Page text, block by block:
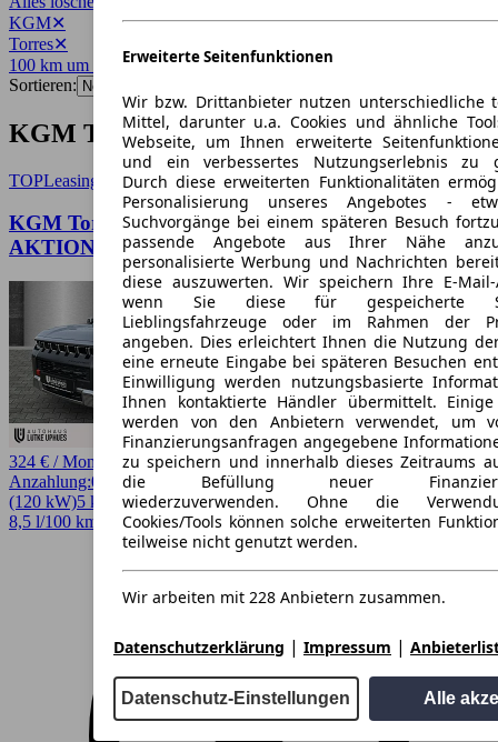
Erweiterte Seitenfunktionen
Wir bzw. Drittanbieter nutzen unterschiedliche
Mittel, darunter u.a. Cookies und ähnliche
Webseite, um Ihnen erweiterte
und ein verbessertes Nutzungserlebnis zu
Durch diese erweiterten Funktionalitäten
Personalisierung unseres Angebotes -
Suchvorgänge bei einem späteren Besuch
passende Angebote aus Ihrer Nähe
personalisierte Werbung und Nachrichten
diese auszuwerten. Wir speichern Ihre E-Mail-
wenn Sie diese für gespeicherte
Lieblingsfahrzeuge oder im Rahmen der
angeben. Dies erleichtert Ihnen die Nutzung
eine erneute Eingabe bei späteren Besuchen
Einwilligung werden nutzungsbasierte
Ihnen kontaktierte Händler übermittelt. Einige
werden von den Anbietern verwendet, um
Finanzierungsanfragen angegebene
zu speichern und innerhalb dieses Zeitraums
die Befüllung neuer
wiederzuverwenden. Ohne die
Cookies/Tools können solche erweiterten
teilweise nicht genutzt werden.
Wir arbeiten mit 228 Anbietern zusammen.
Datenschutzerklärung | Impressum |
Datenschutz-Einstellungen Alle
KGM✕
Torres✕
100 km um 48143 ✕
Sortieren:
KGM Torres Angebote in Münster
TOPLeasing
KGM Torres LUX 2WD*LAGERWAGEN-
AKTION*
324 € / Monat
Anzahlung:0,00 €Laufzeit: 60 Monate km/Jahr:10.000 Benzin163 PS
(120 kW)5 km EZ 08/2026AutomatikSUV / Pickup
4 Türen
8,5 l/100 km (komb.)* · 194 g/km CO2* · CO2-Klasse G